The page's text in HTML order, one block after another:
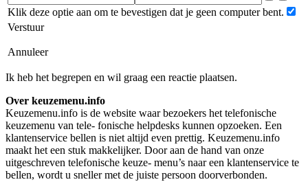
Klik deze optie aan om te bevestigen dat je geen computer bent.
Verstuur
Annuleer
Ik heb het begrepen en wil graag een reactie plaatsen.
Over keuzemenu.info
Keuzemenu.info is de website waar bezoekers het telefonische
keuzemenu van tele- fonische helpdesks kunnen opzoeken. Een
klantenservice bellen is niet altijd even prettig. Keuzemenu.info
maakt het een stuk makkelijker. Door aan de hand van onze
uitgeschreven telefonische keuze- menu’s naar een klantenservice te
bellen, wordt u sneller met de juiste persoon doorverbonden.